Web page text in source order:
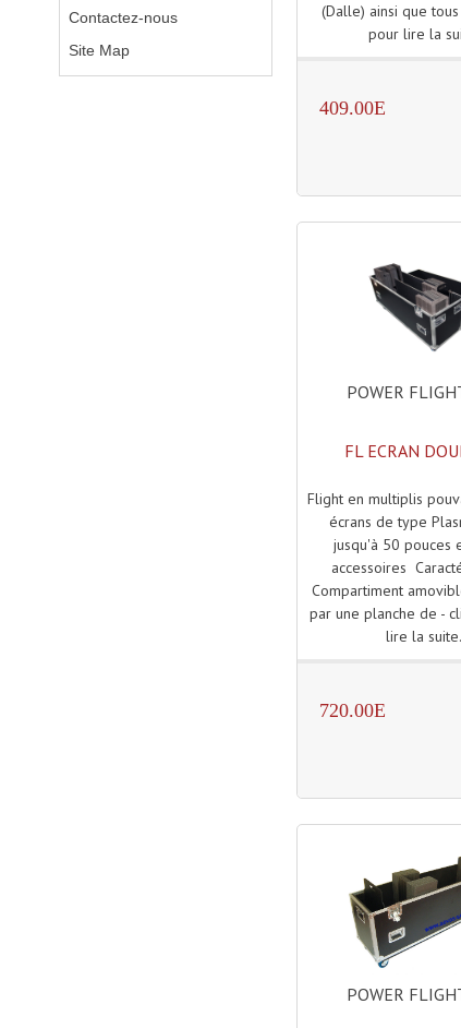
(Dalle) ainsi que
pour lire la
409.00E
POWER
FL ECRAN
Flight en multiplis
écrans de type
jusqu'à 50 pouces
accessoires
Compartiment
par une planche de -
lire la
720.00E
POWER
Contactez-nous
Site Map